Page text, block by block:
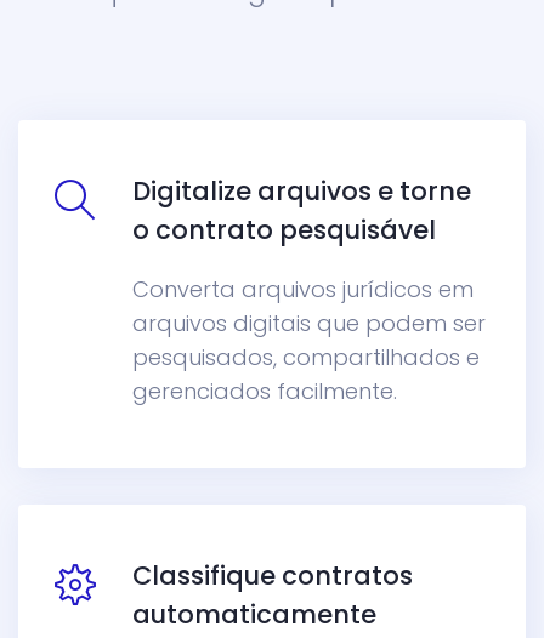
Digitalize arquivos e torne
o contrato pesquisável
Converta arquivos jurídicos em
arquivos digitais que podem ser
pesquisados, compartilhados e
gerenciados facilmente.
Classifique contratos
automaticamente